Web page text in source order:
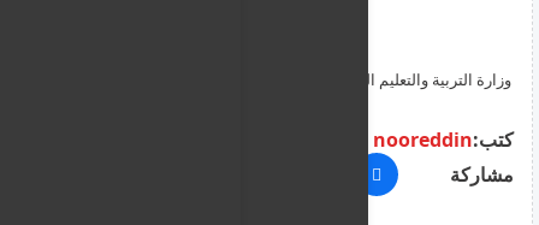
وزارة التربية والتعليم القبرصية تعلن بدء تشغيل المدارس الصيفية
كتب:nooreddin
مشاركة